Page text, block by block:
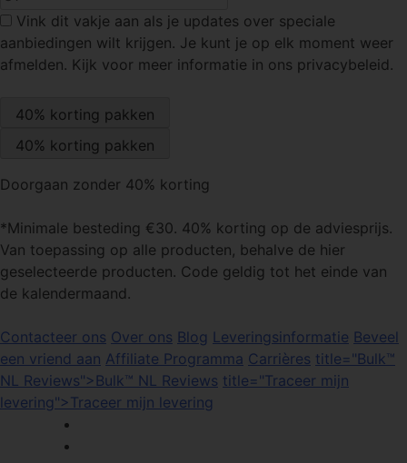
Vink dit vakje aan als je updates over speciale
aanbiedingen wilt krijgen. Je kunt je op elk moment weer
afmelden. Kijk voor meer informatie in ons privacybeleid.
Doorgaan zonder 40% korting
*Minimale besteding €30. 40% korting op de adviesprijs.
Van toepassing op alle producten, behalve de hier
geselecteerde producten. Code geldig tot het einde van
de kalendermaand.
Contacteer ons Over ons Blog Leveringsinformatie Beveel
een vriend aan Affiliate Programma Carrières title="Bulk™
NL Reviews">Bulk™ NL Reviews title="Traceer mijn
levering">Traceer mijn levering